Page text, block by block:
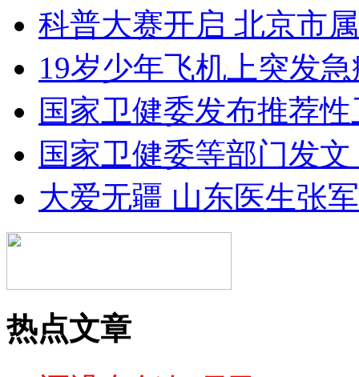
科普大赛开启 北京市
19岁少年飞机上突发
国家卫健委发布推荐
国家卫健委等部门发
大爱无疆 山东医生张
热点文章